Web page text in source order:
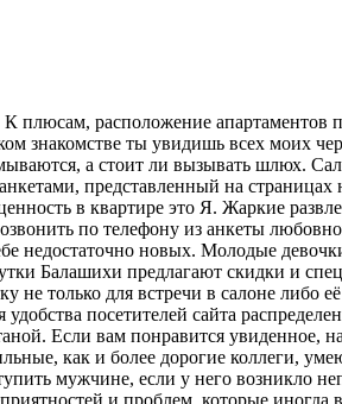
расположение апартаментов
знакомстве ты увидишь всех моих
а стоит ли вызывать шлюх.
представленный на страницах
в квартире это Я. Жаркие
по телефону из анкеты
недостаточно новых. Молодые
Балашихи предлагают скидки и
только для встречи в салоне либо
посетителей сайта
Если вам понравится увиденное,
как и более дорогие коллеги,
мужчине, если у него возникло